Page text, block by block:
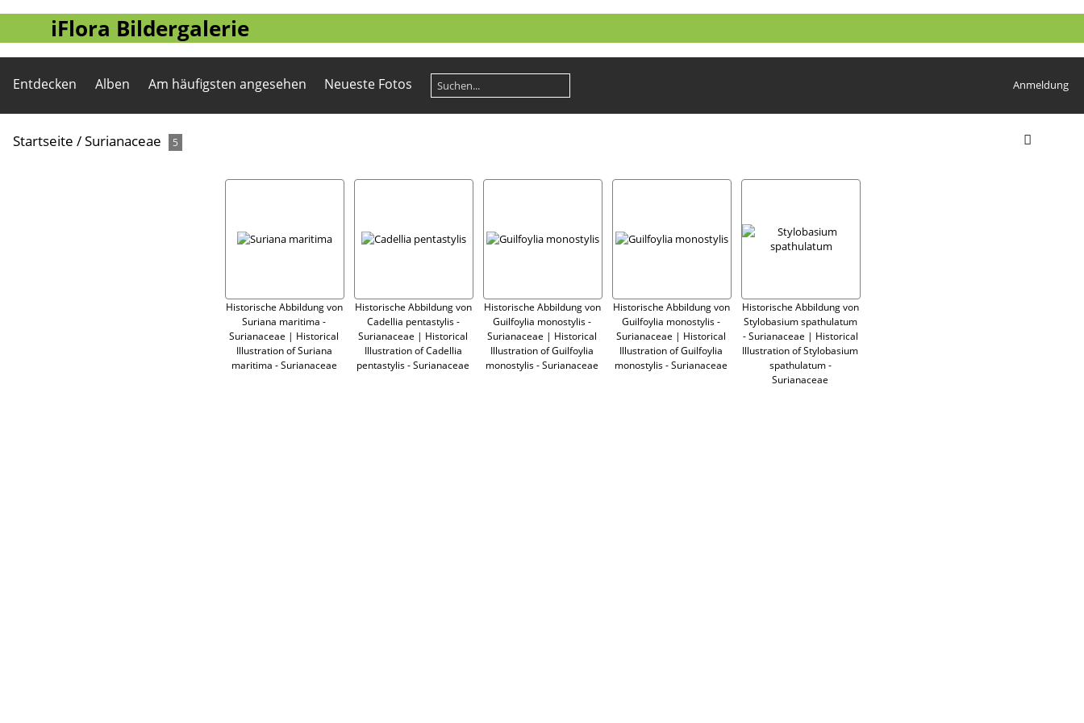
iFlora Bildergalerie
Entdecken Alben Am häufigsten angesehen Neueste Fotos Anmeldung
Startseite /Surianaceae 5
Historische Abbildung von
Suriana maritima -
Surianaceae | Historical
Illustration of Suriana
maritima - Surianaceae
Historische Abbildung von
Cadellia pentastylis -
Surianaceae | Historical
Illustration of Cadellia
pentastylis - Surianaceae
Historische Abbildung von
Guilfoylia monostylis -
Surianaceae | Historical
Illustration of Guilfoylia
monostylis - Surianaceae
Historische Abbildung von
Guilfoylia monostylis -
Surianaceae | Historical
Illustration of Guilfoylia
monostylis - Surianaceae
Historische Abbildung von
Stylobasium spathulatum
- Surianaceae | Historical
Illustration of Stylobasium
spathulatum -
Surianaceae